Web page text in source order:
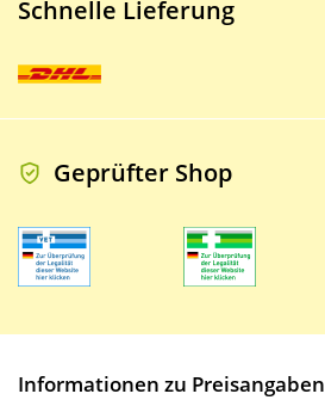
Schnelle Lieferung
Geprüfter Shop
Informationen zu Preisangaben